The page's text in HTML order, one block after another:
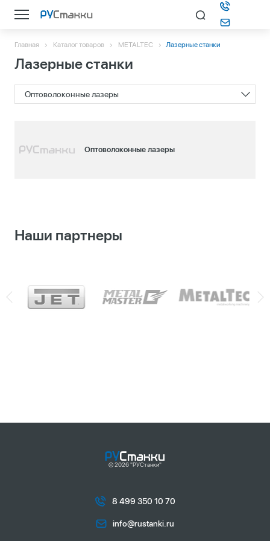
Каталог
О компании
Контакты
Главная Каталог товаров METALTEC Лазерные станки
Лазерные станки
Оптоволоконные лазеры
Оптоволоконные лазеры
Наши партнеры
© 2026 "РУСтанки"
8 499 350 10 70
info@rustanki.ru